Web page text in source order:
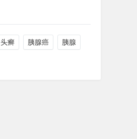
头癣 胰腺癌 胰腺